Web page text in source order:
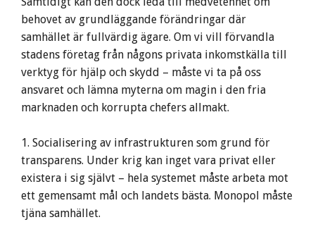
behovet av grundläggande förändringar där
samhället är fullvärdig ägare. Om vi vill förvandla
stadens företag från någons privata inkomstkälla till
verktyg för hjälp och skydd – måste vi ta på oss
ansvaret och lämna myterna om magin i den fria
marknaden och korrupta chefers allmakt.
1. Socialisering av infrastrukturen som grund för
transparens. Under krig kan inget vara privat eller
existera i sig självt – hela systemet måste arbeta mot
ett gemensamt mål och landets bästa. Monopol måste
tjäna samhället.